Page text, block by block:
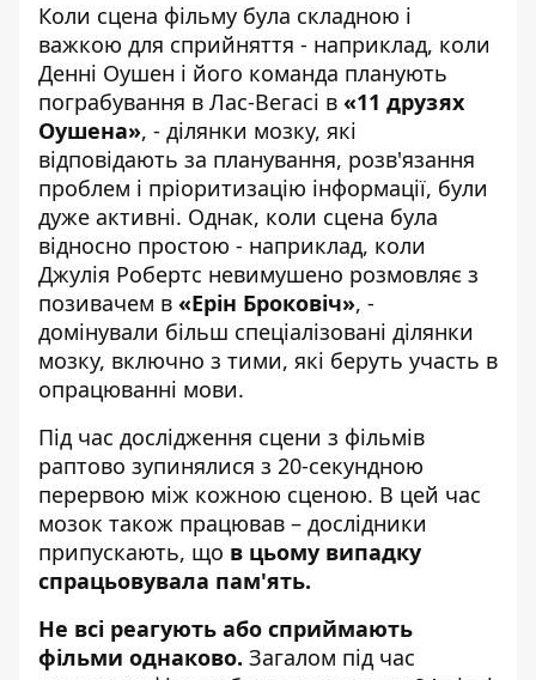
Коли сцена фільму була складною і
важкою для сприйняття - наприклад, коли
Денні Оушен і його команда планують
пограбування в Лас-Вегасі в «11 друзях
Оушена», - ділянки мозку, які
відповідають за планування, розв'язання
проблем і пріоритизацію інформації, були
дуже активні. Однак, коли сцена була
відносно простою - наприклад, коли
Джулія Робертс невимушено розмовляє з
позивачем в «Ерін Броковіч», -
домінували більш спеціалізовані ділянки
мозку, включно з тими, які беруть участь в
опрацюванні мови.
Під час дослідження сцени з фільмів
раптово зупинялися з 20-секундною
перервою між кожною сценою. В цей час
мозок також працював – дослідники
припускають, що в цьому випадку
спрацьовувала пам'ять.
Не всі реагують або сприймають
фільми однаково. Загалом під час